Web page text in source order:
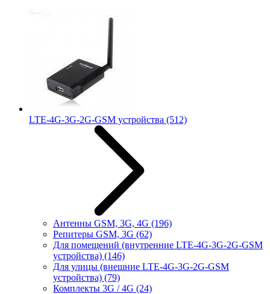
LTE-4G-3G-2G-GSM устройства (512)
Антенны GSM, 3G, 4G (196)
Репитеры GSM, 3G (62)
Для помещений (внутренние LTE-4G-3G-2G-GSM
устройства) (146)
Для улицы (внешние LTE-4G-3G-2G-GSM
устройства) (79)
Комплекты 3G / 4G (24)